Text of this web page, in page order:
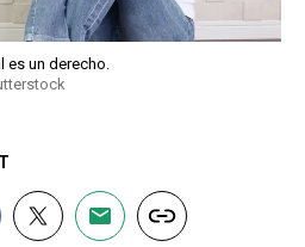
es un derecho.